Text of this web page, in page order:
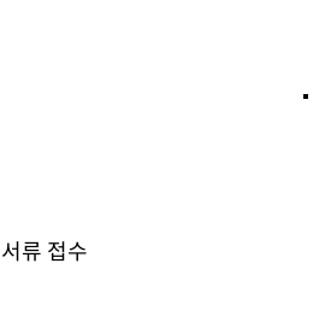
류 접수